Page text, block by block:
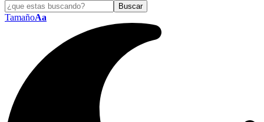
TamañoAa